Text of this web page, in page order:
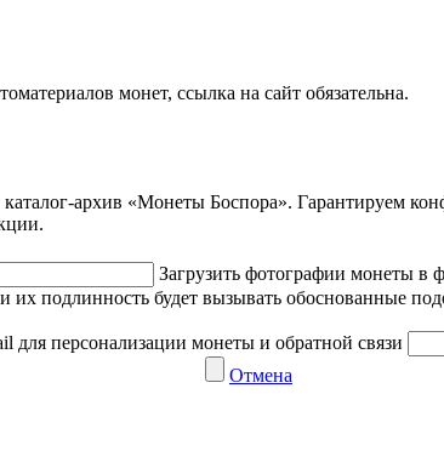
монет, ссылка на сайт обязательна.
архив «Монеты Боспора». Гарантируем
Загрузить фотографии монеты в
подлинность будет вызывать обоснованные
для персонализации монеты и обратной связи
Отмена